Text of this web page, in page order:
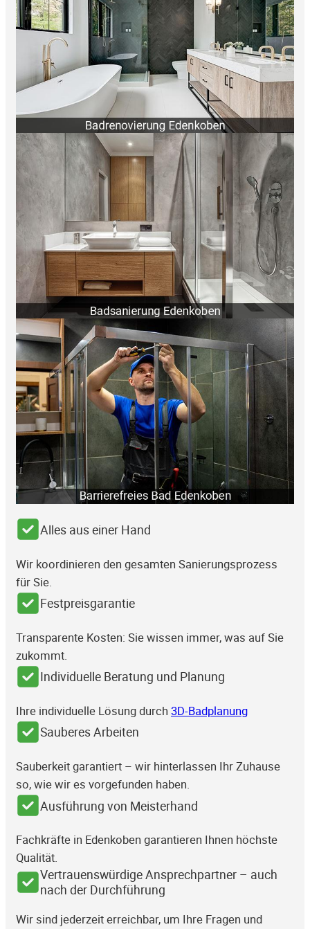
Alles aus einer Hand
Wir koordinieren den gesamten Sanierungsprozess
für Sie.
Festpreisgarantie
Transparente Kosten: Sie wissen immer, was auf Sie
zukommt.
Individuelle Beratung und Planung
Ihre individuelle Lösung durch 3D-Badplanung
Sauberes Arbeiten
Sauberkeit garantiert – wir hinterlassen Ihr Zuhause
so, wie wir es vorgefunden haben.
Ausführung von Meisterhand
Fachkräfte in Edenkoben garantieren Ihnen höchste
Qualität.
Vertrauenswürdige Ansprechpartner – auch
nach der Durchführung
Wir sind jederzeit erreichbar, um Ihre Fragen und